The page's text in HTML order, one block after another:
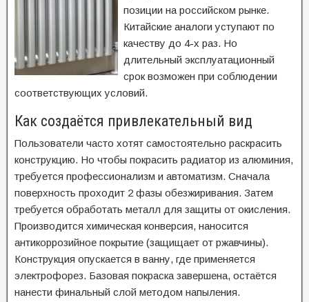
позиции на российском рынке.
Китайские аналоги уступают по
качеству до 4-х раз. Но
длительный эксплуатационный
срок возможен при соблюдении
соответствующих условий.
Как создаётся привлекательный вид
Пользователи часто хотят самостоятельно раскрасить
конструкцию. Но чтобы покрасить радиатор из алюминия,
требуется профессионализм и автоматизм. Сначала
поверхность проходит 2 фазы обезжиривания. Затем
требуется обработать металл для защиты от окисления.
Производится химическая конверсия, наносится
антикоррозийное покрытие (защищает от ржавчины).
Конструкция опускается в ванну, где применяется
электрофорез. Базовая покраска завершена, остаётся
нанести финальный слой методом напыления.